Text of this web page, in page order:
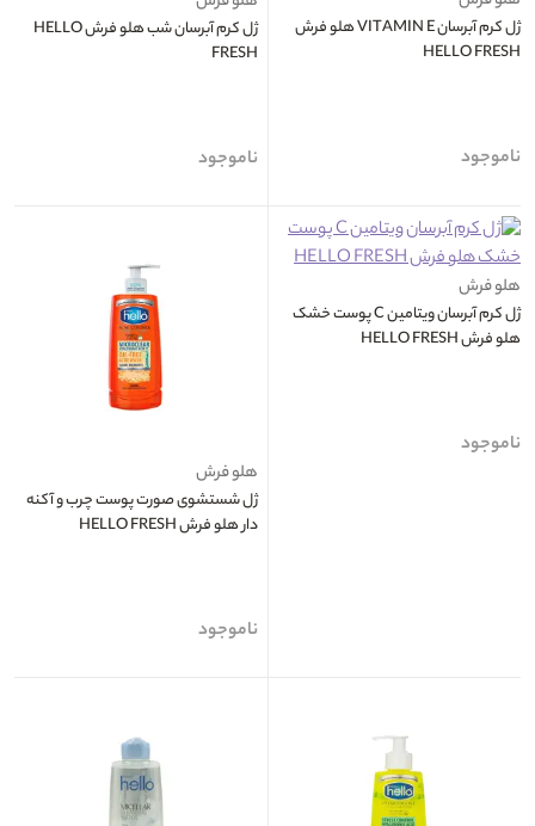
ژل کرم آبرسان VITAMIN E هلو فرش
HELLO FRESH
ناموجود
ژل کرم آبرسان شب هلو فرش HELLO
FRESH
ناموجود
هلو فرش
ژل کرم آبرسان ویتامین C پوست خشک
هلو فرش HELLO FRESH
ناموجود
هلو فرش
ژل شستشوی صورت پوست چرب و آکنه
دار هلو فرش HELLO FRESH
ناموجود